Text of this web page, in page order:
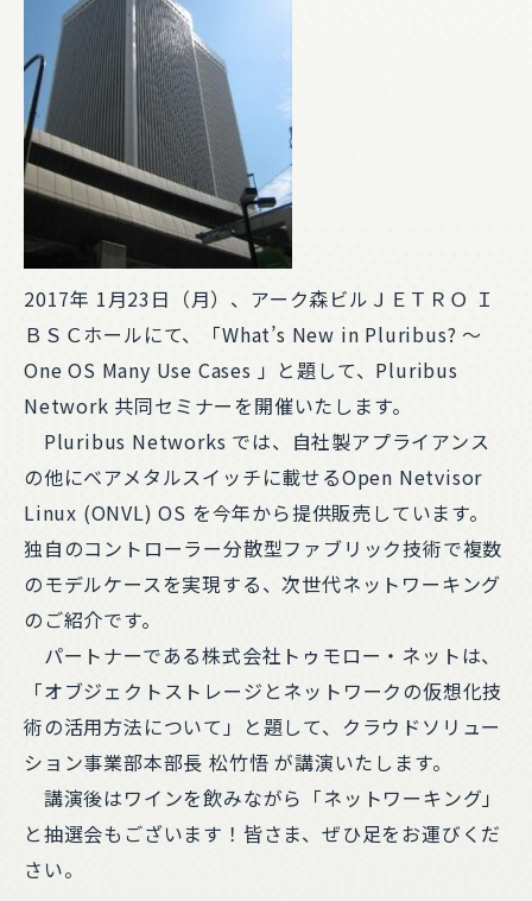
2017年 1月23日（月）、アーク森ビルＪＥＴＲＯ Ｉ
ＢＳＣホールにて、「What’s New in Pluribus? ～
One OS Many Use Cases 」と題して、Pluribus
Network 共同セミナーを開催いたします。
Pluribus Networks では、自社製アプライアンス
の他にベアメタルスイッチに載せるOpen Netvisor
Linux (ONVL) OS を今年から提供販売しています。
独自のコントローラー分散型ファブリック技術で複数
のモデルケースを実現する、次世代ネットワーキング
のご紹介です。
パートナーである株式会社トゥモロー・ネットは、
「オブジェクトストレージとネットワークの仮想化技
術の活用方法について」と題して、クラウドソリュー
ション事業部本部長 松竹悟 が講演いたします。
講演後はワインを飲みながら「ネットワーキング」
と抽選会もございます！皆さま、ぜひ足をお運びくだ
さい。